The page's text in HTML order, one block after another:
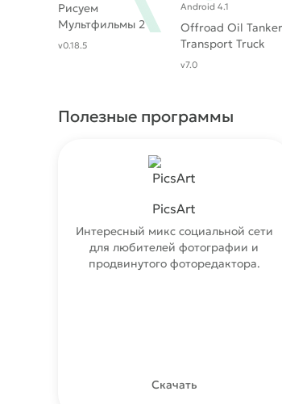
Рисуем
Мультфильмы 2
v0.18.5
Offroad Oil Tanker
Transport Truck
Driver 2018
Android 4.1
v7.0
Полезные программы
PicsArt
Интересный микс социальной сети
для любителей фотографии и
продвинутого фоторедактора.
Скачать